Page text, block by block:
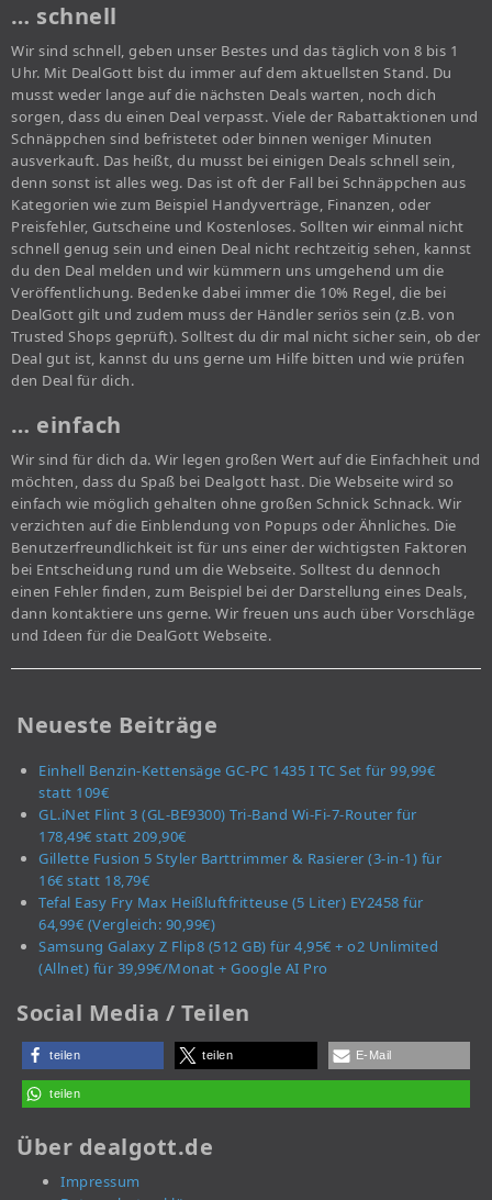
… schnell
Wir sind schnell, geben unser Bestes und das täglich von 8 bis 1
Uhr. Mit DealGott bist du immer auf dem aktuellsten Stand. Du
musst weder lange auf die nächsten Deals warten, noch dich
sorgen, dass du einen Deal verpasst. Viele der Rabattaktionen und
Schnäppchen sind befristetet oder binnen weniger Minuten
ausverkauft. Das heißt, du musst bei einigen Deals schnell sein,
denn sonst ist alles weg. Das ist oft der Fall bei Schnäppchen aus
Kategorien wie zum Beispiel Handyverträge, Finanzen, oder
Preisfehler, Gutscheine und Kostenloses. Sollten wir einmal nicht
schnell genug sein und einen Deal nicht rechtzeitig sehen, kannst
du den Deal melden und wir kümmern uns umgehend um die
Veröffentlichung. Bedenke dabei immer die 10% Regel, die bei
DealGott gilt und zudem muss der Händler seriös sein (z.B. von
Trusted Shops geprüft). Solltest du dir mal nicht sicher sein, ob der
Deal gut ist, kannst du uns gerne um Hilfe bitten und wie prüfen
den Deal für dich.
… einfach
Wir sind für dich da. Wir legen großen Wert auf die Einfachheit und
möchten, dass du Spaß bei Dealgott hast. Die Webseite wird so
einfach wie möglich gehalten ohne großen Schnick Schnack. Wir
verzichten auf die Einblendung von Popups oder Ähnliches. Die
Benutzerfreundlichkeit ist für uns einer der wichtigsten Faktoren
bei Entscheidung rund um die Webseite. Solltest du dennoch
einen Fehler finden, zum Beispiel bei der Darstellung eines Deals,
dann kontaktiere uns gerne. Wir freuen uns auch über Vorschläge
und Ideen für die DealGott Webseite.
Neueste Beiträge
Einhell Benzin-Kettensäge GC-PC 1435 I TC Set für 99,99€
statt 109€
GL.iNet Flint 3 (GL-BE9300) Tri-Band Wi-Fi-7-Router für
178,49€ statt 209,90€
Gillette Fusion 5 Styler Barttrimmer & Rasierer (3-in-1) für
16€ statt 18,79€
Tefal Easy Fry Max Heißluftfritteuse (5 Liter) EY2458 für
64,99€ (Vergleich: 90,99€)
Samsung Galaxy Z Flip8 (512 GB) für 4,95€ + o2 Unlimited
(Allnet) für 39,99€/Monat + Google AI Pro
Social Media / Teilen
teilen teilen E-Mail
teilen
Über dealgott.de
Impressum